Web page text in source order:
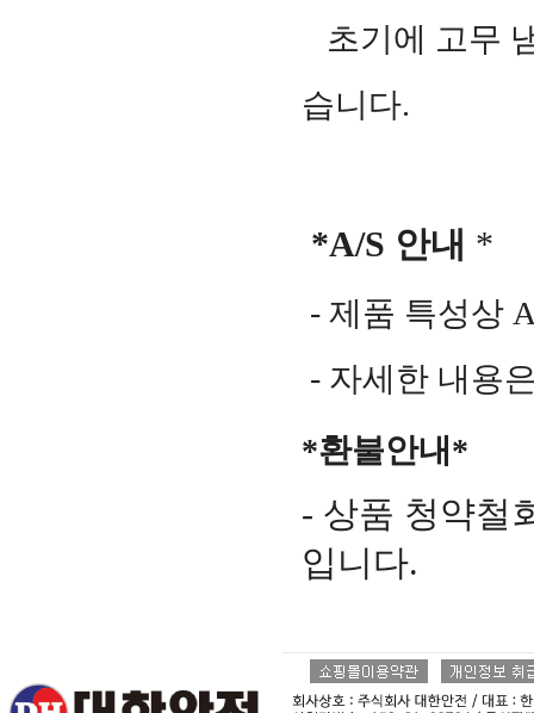
초기에 고무
습니다.
*A/S 안내 *
- 제품 특성상
- 자세한 내용
*환불안내*
- 상품 청약철
입니다.